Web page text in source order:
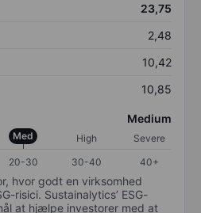
23,75
2,48
10,42
10,85
Medium
Med High
Severe
20-30 30-40 40+
hvor godt en virksomhed
risici. Sustainalytics’ ESG-
at hjælpe investorer med at